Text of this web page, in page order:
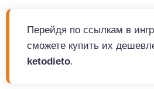
Перейдя по ссылкам в
сможете купить их
ketodieto.